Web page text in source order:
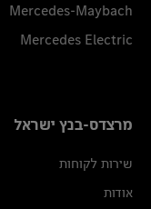
Mercedes-Maybach
Mercedes Electric
מרצדס-בנץ ישראל
שירות לקוחות
אודות